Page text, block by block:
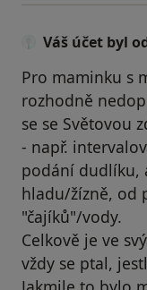
Váš účet byl
Pro maminku s
rozhodně
se se Světovou
- např.
podání dudlíku,
hladu/žízně, od
"čajíků"/vody.
Celkově je ve
vždy se ptal,